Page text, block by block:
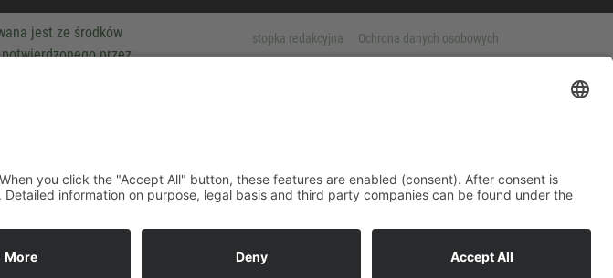
jest ze środków
przez
stopka redakcyjna Ochrona danych osobowych
features. When you click the "Accept All" button, these features are enabled (consent). After
for various purposes. Detailed information on purpose, legal basis and third party companies
at any time.